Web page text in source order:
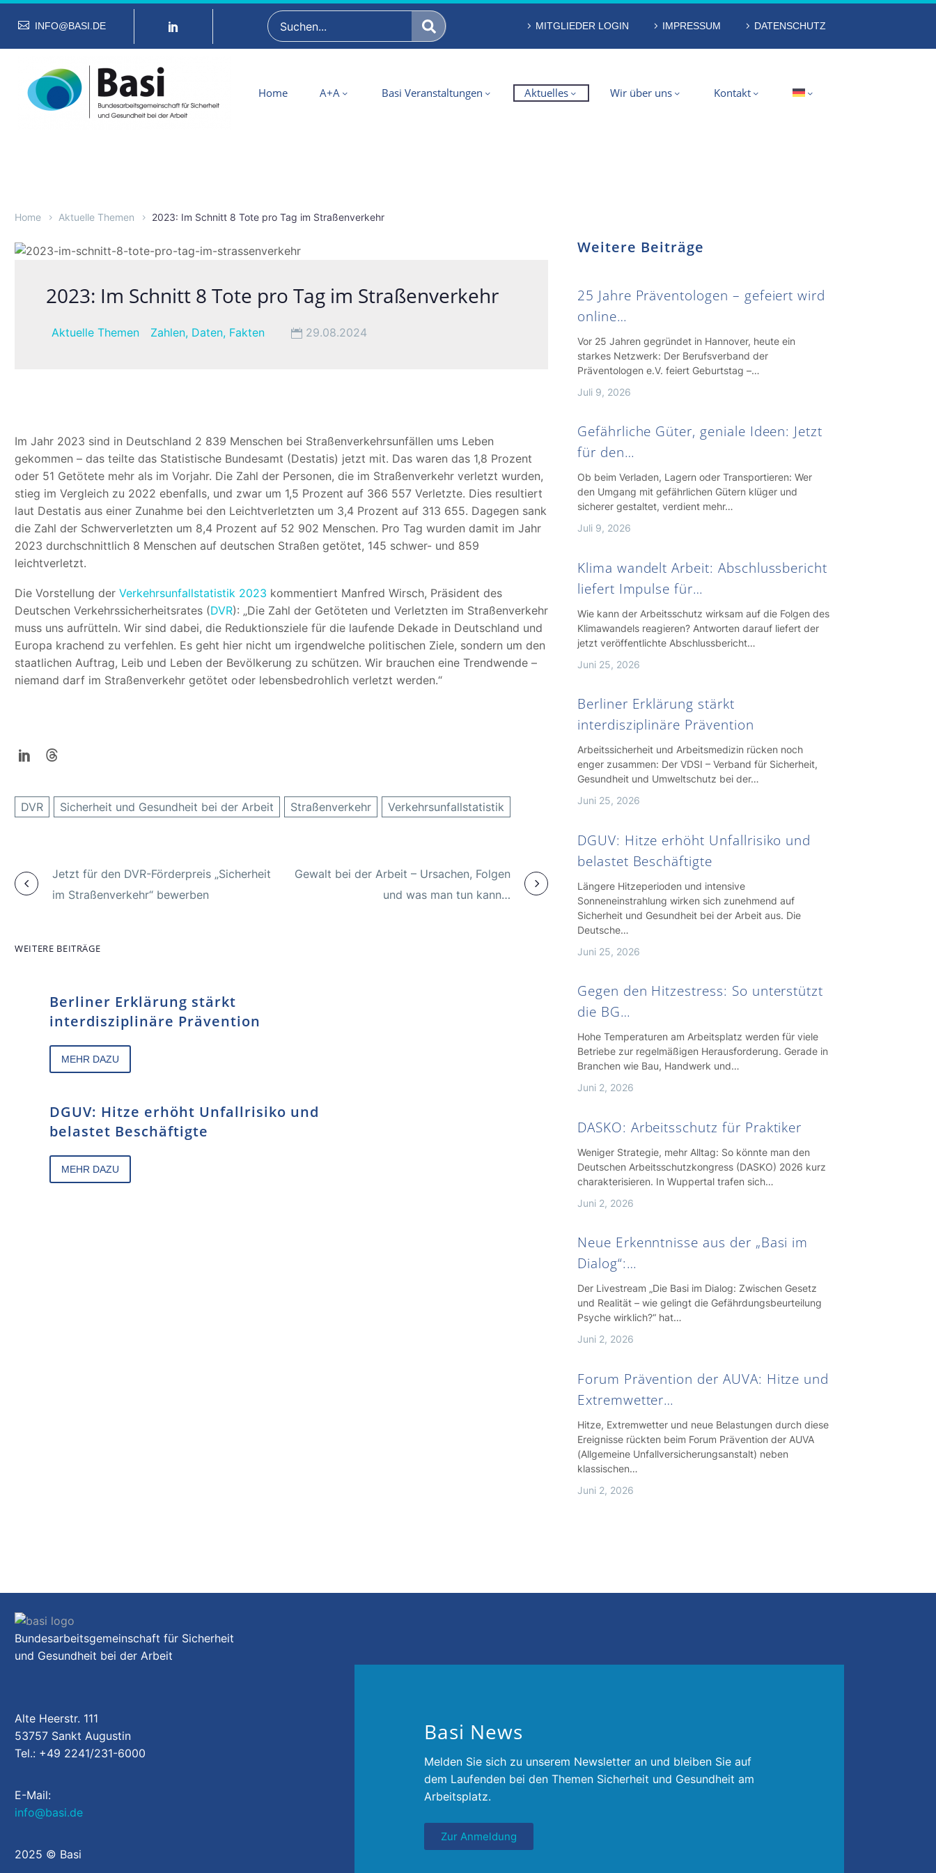
INFO@BASI.DE MITGLIEDER LOGIN IMPRESSUM DATENSCHUTZ
Home A+A Basi Veranstaltungen Aktuelles Wir über uns Kontakt
Home Aktuelle Themen 2023: Im Schnitt 8 Tote pro Tag im Straßenverkehr
2023: Im Schnitt 8 Tote pro Tag im Straßenverkehr
Aktuelle Themen Zahlen, Daten, Fakten 29.08.2024
Im Jahr 2023 sind in Deutschland 2 839 Menschen bei Straßenverkehrsunfällen ums Leben
gekommen – das teilte das Statistische Bundesamt (Destatis) jetzt mit. Das waren das 1,8 Prozent
oder 51 Getötete mehr als im Vorjahr. Die Zahl der Personen, die im Straßenverkehr verletzt wurden,
stieg im Vergleich zu 2022 ebenfalls, und zwar um 1,5 Prozent auf 366 557 Verletzte. Dies resultiert
laut Destatis aus einer Zunahme bei den Leichtverletzten um 3,4 Prozent auf 313 655. Dagegen sank
die Zahl der Schwerverletzten um 8,4 Prozent auf 52 902 Menschen. Pro Tag wurden damit im Jahr
2023 durchschnittlich 8 Menschen auf deutschen Straßen getötet, 145 schwer- und 859
leichtverletzt.
Die Vorstellung der Verkehrsunfallstatistik 2023 kommentiert Manfred Wirsch, Präsident des
Deutschen Verkehrssicherheitsrates (DVR): „Die Zahl der Getöteten und Verletzten im Straßenverkehr
muss uns aufrütteln. Wir sind dabei, die Reduktionsziele für die laufende Dekade in Deutschland und
Europa krachend zu verfehlen. Es geht hier nicht um irgendwelche politischen Ziele, sondern um den
staatlichen Auftrag, Leib und Leben der Bevölkerung zu schützen. Wir brauchen eine Trendwende –
niemand darf im Straßenverkehr getötet oder lebensbedrohlich verletzt werden.“
DVR Sicherheit und Gesundheit bei der Arbeit Straßenverkehr Verkehrsunfallstatistik
Jetzt für den DVR-Förderpreis „Sicherheit
im Straßenverkehr“ bewerben
Gewalt bei der Arbeit – Ursachen, Folgen
und was man tun kann…
WEITERE BEITRÄGE
Berliner Erklärung stärkt
interdisziplinäre Prävention
MEHR DAZU
DGUV: Hitze erhöht Unfallrisiko und
belastet Beschäftigte
MEHR DAZU
Weitere Beiträge
25 Jahre Präventologen – gefeiert wird
online…
Vor 25 Jahren gegründet in Hannover, heute ein
starkes Netzwerk: Der Berufsverband der
Präventologen e.V. feiert Geburtstag –…
Juli 9, 2026
Gefährliche Güter, geniale Ideen: Jetzt
für den…
Ob beim Verladen, Lagern oder Transportieren: Wer
den Umgang mit gefährlichen Gütern klüger und
sicherer gestaltet, verdient mehr…
Juli 9, 2026
Klima wandelt Arbeit: Abschlussbericht
liefert Impulse für…
Wie kann der Arbeitsschutz wirksam auf die Folgen des
Klimawandels reagieren? Antworten darauf liefert der
jetzt veröffentlichte Abschlussbericht…
Juni 25, 2026
Berliner Erklärung stärkt
interdisziplinäre Prävention
Arbeitssicherheit und Arbeitsmedizin rücken noch
enger zusammen: Der VDSI – Verband für Sicherheit,
Gesundheit und Umweltschutz bei der…
Juni 25, 2026
DGUV: Hitze erhöht Unfallrisiko und
belastet Beschäftigte
Längere Hitzeperioden und intensive
Sonneneinstrahlung wirken sich zunehmend auf
Sicherheit und Gesundheit bei der Arbeit aus. Die
Deutsche…
Juni 25, 2026
Gegen den Hitzestress: So unterstützt
die BG…
Hohe Temperaturen am Arbeitsplatz werden für viele
Betriebe zur regelmäßigen Herausforderung. Gerade in
Branchen wie Bau, Handwerk und…
Juni 2, 2026
DASKO: Arbeitsschutz für Praktiker
Weniger Strategie, mehr Alltag: So könnte man den
Deutschen Arbeitsschutzkongress (DASKO) 2026 kurz
charakterisieren. In Wuppertal trafen sich…
Juni 2, 2026
Neue Erkenntnisse aus der „Basi im
Dialog“:…
Der Livestream „Die Basi im Dialog: Zwischen Gesetz
und Realität – wie gelingt die Gefährdungsbeurteilung
Psyche wirklich?“ hat…
Juni 2, 2026
Forum Prävention der AUVA: Hitze und
Extremwetter…
Hitze, Extremwetter und neue Belastungen durch diese
Ereignisse rückten beim Forum Prävention der AUVA
(Allgemeine Unfallversicherungsanstalt) neben
klassischen…
Juni 2, 2026
Bundesarbeitsgemeinschaft für Sicherheit
und Gesundheit bei der Arbeit
Alte Heerstr. 111
53757 Sankt Augustin
Tel.: +49 2241/231-6000
E-Mail:
info@basi.de
2025 © Basi
Basi News
Melden Sie sich zu unserem Newsletter an und bleiben Sie auf
dem Laufenden bei den Themen Sicherheit und Gesundheit am
Arbeitsplatz.
Zur Anmeldung